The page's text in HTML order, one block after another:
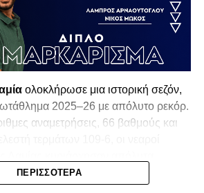
ολοκλήρωσε μια ιστορική σεζόν,
2025–26 με απόλυτο ρεκόρ.
αναμετρήσεις, 66 βαθμούς και
του Ερασιτέχνη, η απονομή
ΠΕΡΙΣΣΌΤΕΡΑ